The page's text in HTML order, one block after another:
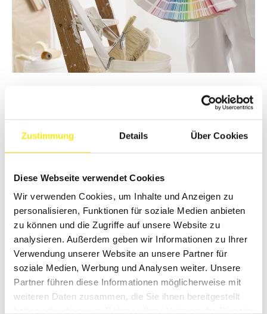
Zustimmung Details Über Cookies
Diese Webseite verwendet Cookies
Wir verwenden Cookies, um Inhalte und Anzeigen zu
personalisieren, Funktionen für soziale Medien anbieten
zu können und die Zugriffe auf unsere Website zu
analysieren. Außerdem geben wir Informationen zu Ihrer
Verwendung unserer Website an unsere Partner für
soziale Medien, Werbung und Analysen weiter. Unsere
Partner führen diese Informationen möglicherweise mit
weiteren Daten zusammen, die Sie ihnen bereitgestellt
Egal, ob du ein Studium machen willst oder eine
leitende Position anstrebst – im Malerhandwerk gibt
es richtig viele Möglichkeiten. Auch, wenn du
international arbeiten möchtest, stehen dir die Türen
eigenen Betrieb aufbauen und deinen Traum als
Unternehmer verwirklichen.
#5 ABWECHSLUNG OHNE ENDE
Als Maler bist du überall am Start – von Wohnungen
bis zu öffentlichen Gebäuden. Jeder Job bringt neue
Herausforderungen mit sich, und du kannst ständig
neue Tricks lernen und besser werden. Ob drinnen
oder draußen, ob renovieren oder neu bauen – die
Abwechslung macht deinen Job echt spannend!